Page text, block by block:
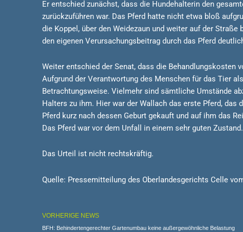
Er entschied zunächst, dass die Hundehalterin den
zurückzuführen war. Das Pferd hatte nicht etwa bloß
die Koppel, über den Weidezaun und weiter auf der
den eigenen Verursachungsbeitrag durch das Pferd
Weiter entschied der Senat, dass die
Aufgrund der Verantwortung des Menschen für das Tier
Betrachtungsweise. Vielmehr sind sämtliche Umstände
Halters zu ihm. Hier war der Wallach das erste Pferd, das
Pferd kurz nach dessen Geburt gekauft und auf ihm das
Das Pferd war vor dem Unfall in einem sehr guten Zustand.
Das Urteil ist nicht rechtskräftig.
Quelle: Pressemitteilung des Oberlandesgerichts Celle
VORHERIGE NEWS
BFH: Behindertengerechter Gartenumbau keine außergewöhnliche Belastung